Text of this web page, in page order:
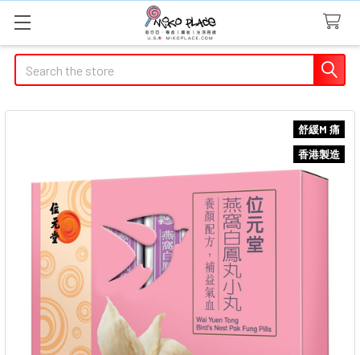
Search
舒緩M 痛
香港製造